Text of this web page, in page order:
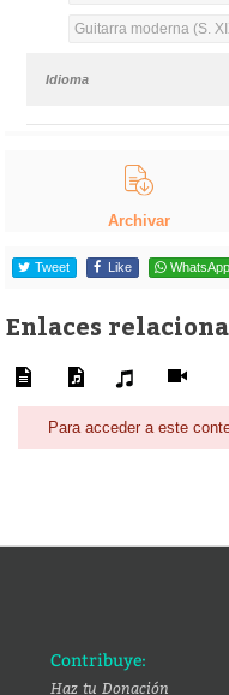
Guitarra moderna (S.
Idioma
Archivar
Tweet Like WhatsApp
Enlaces
Para acceder a este
Contribuye:
Haz tu Donación